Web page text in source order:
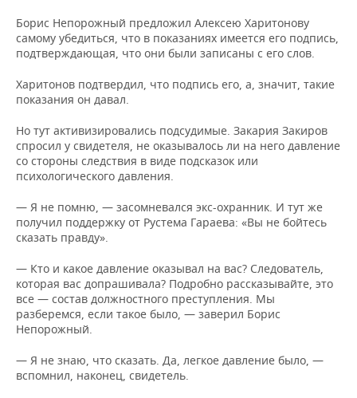
Борис Непорожный предложил Алексею Харитонову
самому убедиться, что в показаниях имеется его подпись,
подтверждающая, что они были записаны с его слов.
Харитонов подтвердил, что подпись его, а, значит, такие
показания он давал.
Но тут активизировались подсудимые. Закария Закиров
спросил у свидетеля, не оказывалось ли на него давление
со стороны следствия в виде подсказок или
психологического давления.
— Я не помню, — засомневался экс-охранник. И тут же
получил поддержку от Рустема Гараева: «Вы не бойтесь
сказать правду».
— Кто и какое давление оказывал на вас? Следователь,
которая вас допрашивала? Подробно рассказывайте, это
все — состав должностного преступления. Мы
разберемся, если такое было, — заверил Борис
Непорожный.
— Я не знаю, что сказать. Да, легкое давление было, —
вспомнил, наконец, свидетель.